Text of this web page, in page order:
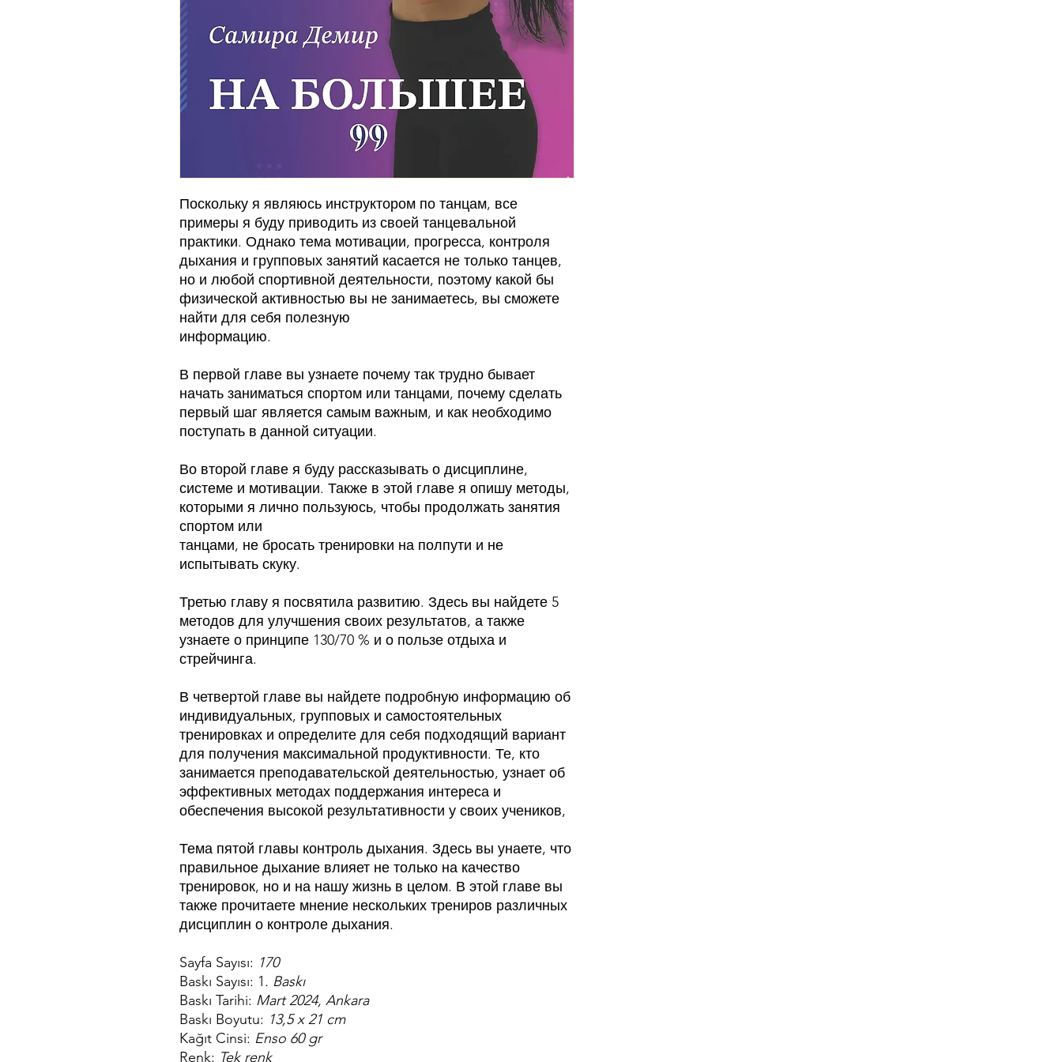
Поскольку я являюсь инструктором по танцам, все
примеры я буду приводить из своей танцевальной
практики. Однако тема мотивации, прогресса, контроля
дыхания и групповых занятий касается не только танцев,
но и любой спортивной деятельности, поэтому какой бы
физической активностью вы не занимаетесь, вы сможете
найти для себя полезную
информацию.
В первой главе вы узнаете почему так трудно бывает
начать заниматься спортом или танцами, почему сделать
первый шаг является самым важным, и как необходимо
поступать в данной ситуации.
Во второй главе я буду рассказывать о дисциплине,
системе и мотивации. Также в этой главе я опишу методы,
которыми я лично пользуюсь, чтобы продолжать занятия
спортом или
танцами, не бросать тренировки на полпути и не
испытывать скуку.
Третью главу я посвятила развитию. Здесь вы найдете 5
методов для улучшения своих результатов, а также
узнаете о принципе 130/70 % и о пользе отдыха и
стрейчинга.
В четвертой главе вы найдете подробную информацию об
индивидуальных, групповых и самостоятельных
тренировках и определите для себя подходящий вариант
для получения максимальной продуктивности. Те, кто
занимается преподавательской деятельностью, узнает об
эффективных методах поддержания интереса и
обеспечения высокой результативности у своих учеников,
Тема пятой главы контроль дыхания. Здесь вы унаете, что
правильное дыхание влияет не только на качество
тренировок, но и на нашу жизнь в целом. В этой главе вы
также прочитаете мнение нескольких трениров различных
дисциплин о контроле дыхания.
Sayfa Sayısı: 170
Baskı Sayısı: 1. Baskı
Baskı Tarihi: Mart 2024, Ankara
Baskı Boyutu: 13,5 x 21 cm
Kağıt Cinsi: Enso 60 gr
Renk: Tek renk